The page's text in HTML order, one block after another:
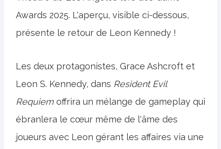
Awards 2025. L'aperçu, visible ci-dessous,
présente le retour de Leon Kennedy !
Les deux protagonistes, Grace Ashcroft et
Leon S. Kennedy, dans Resident Evil
Requiem offrira un mélange de gameplay qui
ébranlera le cœur même de l'âme des
joueurs avec Leon gérant les affaires via une